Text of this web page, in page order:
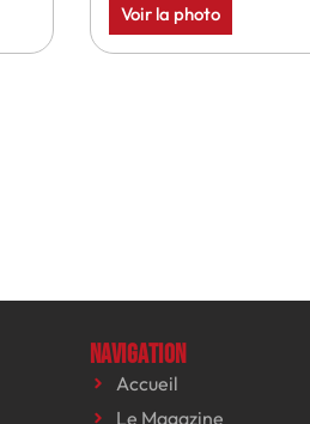
Voir la photo
Navigation
Accueil
Le Magazine